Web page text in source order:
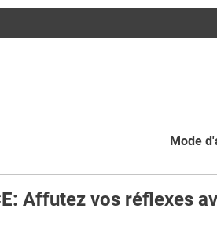
Mode
Affutez vos réflexes